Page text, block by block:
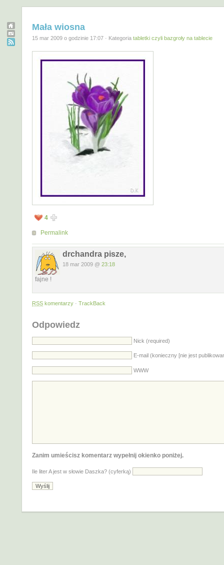
Mała wiosna
15 mar 2009 o godzinie 17:07 · Kategoria tabletki czyli bazgroły na tablecie
4
Permalink
drchandra pisze,
18 mar 2009 @ 23:18
fajne !
RSS komentarzy · TrackBack
Odpowiedz
Nick (required)
E-mail (konieczny [nie jest
WWW
Zanim umieścisz komentarz wypełnij okienko poniżej.
Ile liter A jest w słowie Daszka? (cyferką)